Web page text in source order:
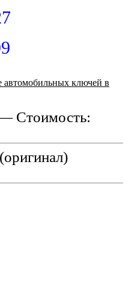
автомобильных ключей в
Стоимость: